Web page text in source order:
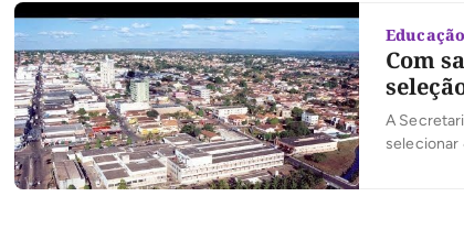
Educação
Com
A
selecionar